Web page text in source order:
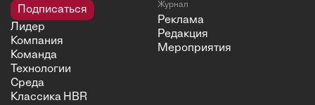
Подписаться
Лидер
Компания
Команда
Технологии
Среда
Классика HBR
Журнал
Реклама
Редакция
Мероприятия